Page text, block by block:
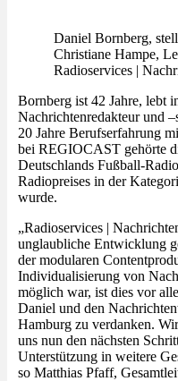
Daniel Bornberg,
Christiane Hampe,
Radioservices |
Bornberg ist 42 Jahre, lebt
Nachrichtenredakteur und
20 Jahre Berufserfahrung
bei REGIOCAST gehörte
Deutschlands Fußball-
Radiopreises in der
wurde.
„Radioservices |
unglaubliche Entwicklung
der modularen
Individualisierung von
möglich war, ist dies vor
Daniel und den
Hamburg zu verdanken.
uns nun den nächsten
Unterstützung in weitere
so Matthias Pfaff,